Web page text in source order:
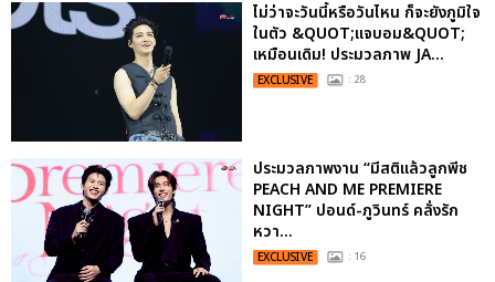
ไม่ว่าจะวันนี้หรือวันไหน ก็จะยังภูมิใจ
ในตัว &QUOT;แจบอม&QUOT;
เหมือนเดิม! ประมวลภาพ JA...
EXCLUSIVE : 28
ประมวลภาพงาน “มีสติแล้วลูกพีช
PEACH AND ME PREMIERE
NIGHT” ปอนด์-ภูวินทร์ คลั่งรัก
หวา...
EXCLUSIVE : 16